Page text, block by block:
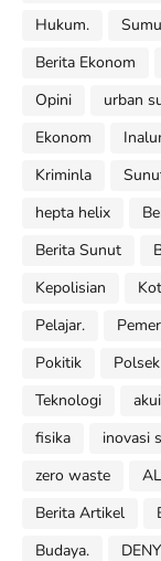
Hukum.
Berita Ekonom
Opini
urban
Ekonom
Kriminla
hepta helix
Berita Sunut
Kepolisian
Pelajar.
Pokitik
Polsek
Teknologi
fisika
inovasi
zero waste
Berita Artikel
Budaya.